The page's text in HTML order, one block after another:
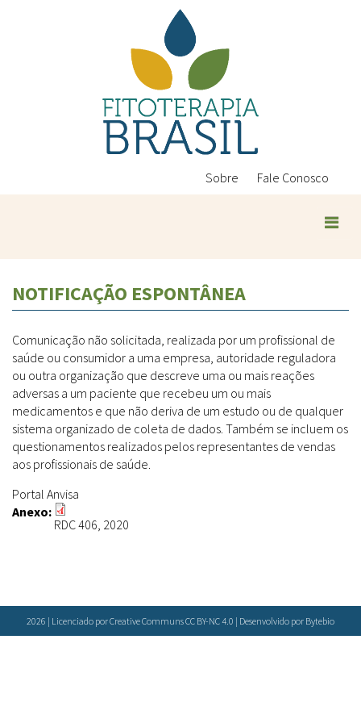
Sobre Fale Conosco
Conteúdos
Ambientais
Sanitárias
Políticas
Todos
Controle de Qualidade
Laboratórios Reblados
Metodologias
Espécies
Farmácias Vivas
Doenças & Plantas Medicinais
Conceitos
Biblioteca Virtual
Cartilhas
Documentos Oficiais
Todos
Botânica
Base de dados
Especialistas
Conservação & Biodiversidade
Grupos de Pesquisa
Padrões
Insumos (IFAV)
Educação & Arte
NOTIFICAÇÃO ESPONTÂNEA
Comunicação não solicitada, realizada por um profissional de
saúde ou consumidor a uma empresa, autoridade reguladora
ou outra organização que descreve uma ou mais reações
adversas a um paciente que recebeu um ou mais
medicamentos e que não deriva de um estudo ou de qualquer
sistema organizado de coleta de dados. Também se incluem os
questionamentos realizados pelos representantes de vendas
aos profissionais de saúde.
Portal Anvisa
Anexo:
RDC 406, 2020
2026 | Licenciado por Creative Communs CC BY-NC 4.0 | Desenvolvido por Bytebio